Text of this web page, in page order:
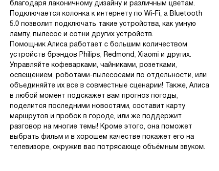
благодаря лаконичному дизайну и различным цветам.
Подключается колонка к интернету по Wi-Fi, а Bluetooth
5.0 позволит подключать такие устройства, как умную
лампу, пылесос и сотни других устройств.
Помощник Алиса работает с большим количеством
устройств брэндов Philips, Redmond, Xiaomi и других.
Управляйте кофеварками, чайниками, розетками,
освещением, роботами-пылесосами по отдельности, или
объединяйте их все в совместные сценарии! Также, Алиса
в любой момент подскажет вам прогноз погоды,
поделится последними новостями, составит карту
маршрутов и пробок в городе, или же поддержит
разговор на многие темы! Кроме этого, она поможет
выбрать фильм и в хорошем качестве покажет его на
телевизоре, окружив вас потрясающе объёмным звуком.